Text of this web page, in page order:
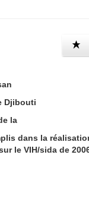
Djibouti
la
dans la
le VIH/sida de